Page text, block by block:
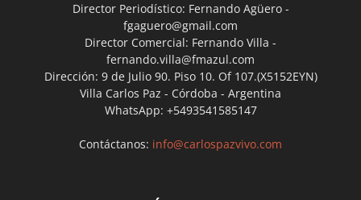
Director Periodístico: Fernando Agüero -
fgaguero@gmail.com
Director Comercial: Fernando Villa -
fernando.villa@fmazul.com
Dirección: 9 de Julio 90. Piso 10. Of 107.(X5152EYN)
Villa Carlos Paz - Córdoba - Argentina
WhatsApp: +5493541585147
Contáctanos: info@carlospazvivo.com